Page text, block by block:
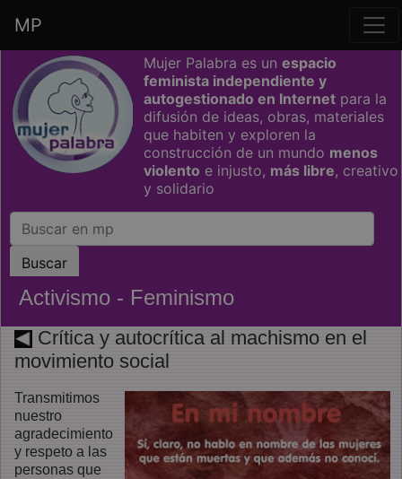
Saltar grupo de enlaces
MP
Mujer Palabra es un espacio
feminista independiente y
autogestionado en Internet para la
difusión de ideas, obras, materiales
que habiten y exploren la
construcción de un mundo menos
violento e injusto, más libre, creativo
y solidario
Activismo - Feminismo
Crítica y autocrítica al machismo en el
movimiento social
Transmitimos
nuestro
agradecimiento
y respeto a las
personas que